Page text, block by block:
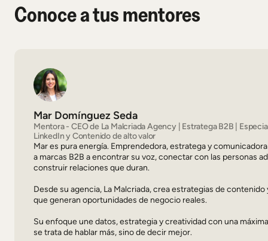
Conoce a tus mentores
Mar Domínguez Seda
Mentora - CEO de La Malcriada Agency | Estratega B2B |
LinkedIn y Contenido de alto valor
Mar es pura energía. Emprendedora, estratega y
a marcas B2B a encontrar su voz, conectar con las personas
construir relaciones que duran.
Desde su agencia, La Malcriada, crea estrategias de contenido
que generan oportunidades de negocio reales.
Su enfoque une datos, estrategia y creatividad con una
se trata de hablar más, sino de decir mejor.